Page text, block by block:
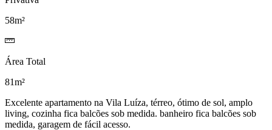
58m²
Área Total
81m²
Excelente apartamento na Vila Luíza, térreo, ótimo de sol, amplo
living, cozinha fica balcões sob medida. banheiro fica balcões sob
medida, garagem de fácil acesso.